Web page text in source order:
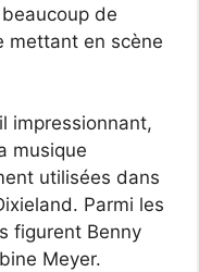
de
mettant en scène
impressionnant,
musique
utilisées dans
Parmi les
figurent Benny
Meyer.